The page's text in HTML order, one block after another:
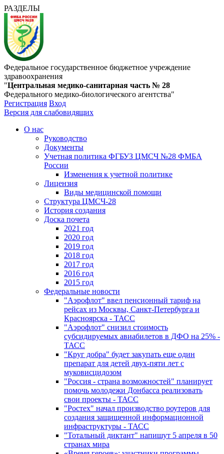
РАЗДЕЛЫ
Федеральное государственное бюджетное учреждение
здравоохранения
"Центральная медико-санитарная часть № 28
Федерального медико-биологического агентства"
Регистрация Вход
Версия для слабовидящих
О нас
Руководство
Документы
Учетная политика ФГБУЗ ЦМСЧ №28 ФМБА
России
Изменения к учетной политике
Лицензия
Виды медицинской помощи
Структура ЦМСЧ-28
История создания
Доска почета
2021 год
2020 год
2019 год
2018 год
2017 год
2016 год
2015 год
Федеральные новости
"Аэрофлот" ввел пенсионный тариф на
рейсах из Москвы, Санкт-Петербурга и
Красноярска - ТАСС
"Аэрофлот" снизил стоимость
субсидируемых авиабилетов в ДФО на 25% -
ТАСС
"Круг добра" будет закупать еще один
препарат для детей двух-пяти лет с
муковисцидозом
"Россия - страна возможностей" планирует
помочь молодежи Донбасса реализовать
свои проекты - ТАСС
"Ростех" начал производство роутеров для
создания защищенной информационной
инфраструктуры - ТАСС
"Тотальный диктант" напишут 5 апреля в 50
странах мира